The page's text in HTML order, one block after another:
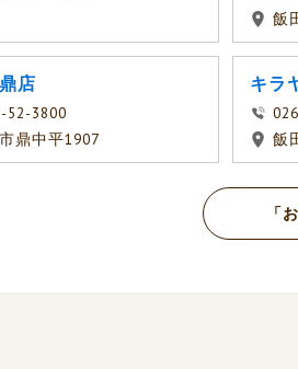
飯
店
52-3800
鼎中平1907
キラ
飯
「